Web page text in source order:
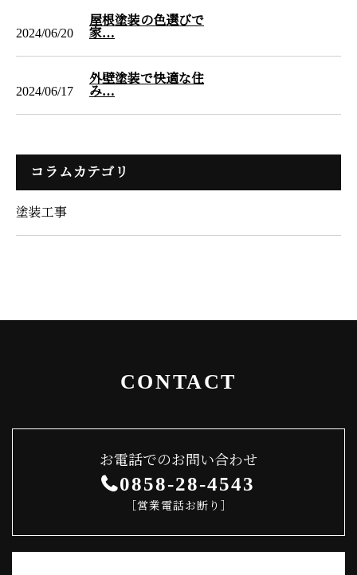
2024/06/20
屋根塗装の色選びで
家…
2024/06/17
外壁塗装で快適な住
み…
コラムカテゴリ
塗装工事
CONTACT
お電話でのお問い合わせ
0858-28-4543
［営業電話お断り］